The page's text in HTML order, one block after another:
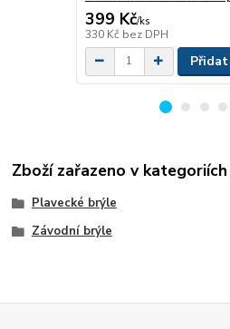
399 Kč/ks
330 Kč bez DPH
Zboží zařazeno v kategoriích
Plavecké brýle
Závodní brýle